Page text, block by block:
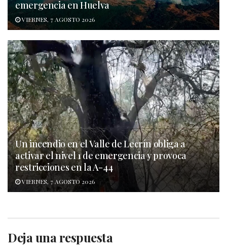
emergencia en Huelva
VIERNES, 7 AGOSTO 2026
Un incendio en el Valle de Lecrín obliga a
activar el nivel 1 de emergencia y provoca
restricciones en la A-44
VIERNES, 7 AGOSTO 2026
Deja una respuesta